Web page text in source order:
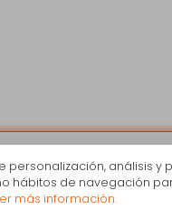
de personalización,
hábitos de navegación
más información.